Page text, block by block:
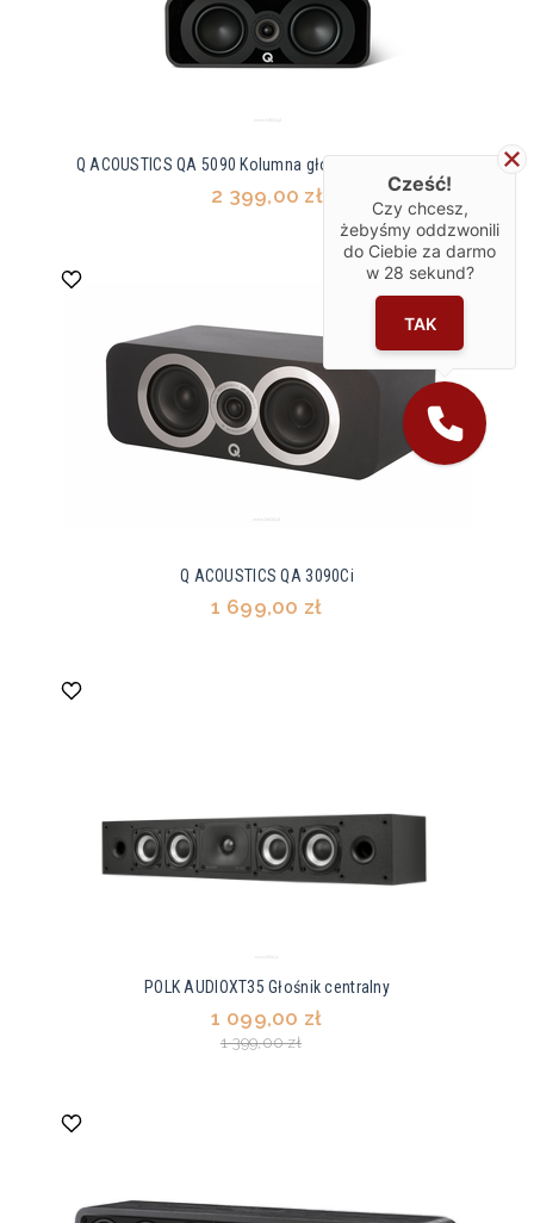
Q ACOUSTICS QA 5090 Kolumna głośnikowa centralna
2 399,00 zł
Q ACOUSTICS QA 3090Ci
1 699,00 zł
POLK AUDIOXT35 Głośnik centralny
1 099,00 zł
1 399,00 zł
Cześć!
Czy chcesz,
żebyśmy oddzwonili
do Ciebie za darmo
w 28 sekund?
TAK